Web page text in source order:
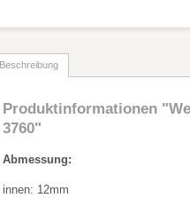
Beschreibung
Produktinformationen
3760"
Abmessung:
innen: 12mm